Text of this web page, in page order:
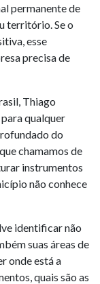
permanente de
território. Se o
esse
precisa de
Thiago
qualquer
do
chamamos de
instrumentos
não conhece
identificar não
suas áreas de
onde está a
quais são as